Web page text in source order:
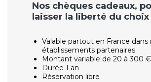
Nos chèques cadeaux,
laisser la liberté du choix
Valable partout en France dans
établissements partenaires
Montant variable de 20 à 300 €
Durée 1 an
Réservation libre